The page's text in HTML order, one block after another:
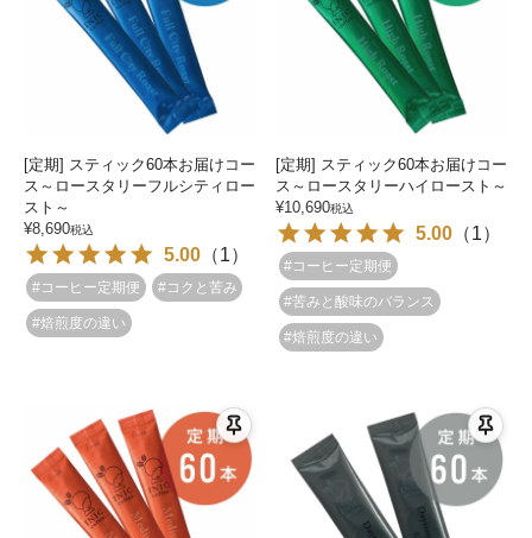
[定期] スティック60本お届けコー
ス～ロースタリーフルシティロー
スト～
¥8,690税込
5.00 （1）
#コーヒー定期便 #コクと苦み
#焙煎度の違い
[定期] スティック60本お届けコー
ス～ロースタリーハイロースト～
¥10,690税込
5.00 （1）
#コーヒー定期便
#苦みと酸味のバランス
#焙煎度の違い